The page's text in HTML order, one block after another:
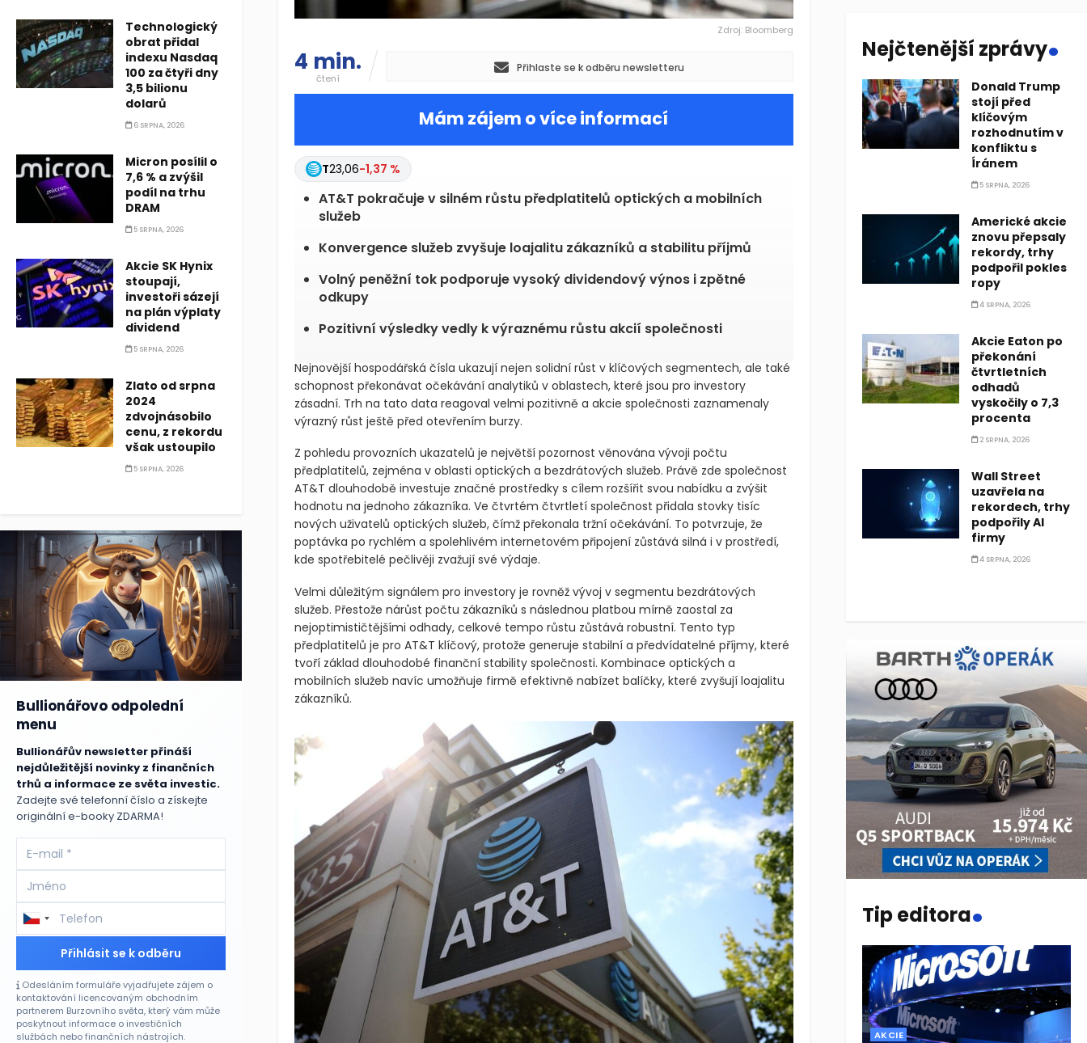
Zdroj: Bloomberg
4 min.
čtení
Přihlaste se k odběru newsletteru
Mám zájem o více informací
T23,06-1,37 %
AT&T pokračuje v silném růstu předplatitelů optických a mobilních
služeb
Konvergence služeb zvyšuje loajalitu zákazníků a stabilitu příjmů
Volný peněžní tok podporuje vysoký dividendový výnos i zpětné
odkupy
Pozitivní výsledky vedly k výraznému růstu akcií společnosti
Nejnovější hospodářská čísla ukazují nejen solidní růst v klíčových segmentech, ale také
schopnost překonávat očekávání analytiků v oblastech, které jsou pro investory
zásadní. Trh na tato data reagoval velmi pozitivně a akcie společnosti zaznamenaly
výrazný růst ještě před otevřením burzy.
Z pohledu provozních ukazatelů je největší pozornost věnována vývoji počtu
předplatitelů, zejména v oblasti optických a bezdrátových služeb. Právě zde společnost
AT&T dlouhodobě investuje značné prostředky s cílem rozšířit svou nabídku a zvýšit
hodnotu na jednoho zákazníka. Ve čtvrtém čtvrtletí společnost přidala stovky tisíc
nových uživatelů optických služeb, čímž překonala tržní očekávání. To potvrzuje, že
poptávka po rychlém a spolehlivém internetovém připojení zůstává silná i v prostředí,
kde spotřebitelé pečlivěji zvažují své výdaje.
Velmi důležitým signálem pro investory je rovněž vývoj v segmentu bezdrátových
služeb. Přestože nárůst počtu zákazníků s následnou platbou mírně zaostal za
nejoptimističtějšími odhady, celkové tempo růstu zůstává robustní. Tento typ
předplatitelů je pro AT&T klíčový, protože generuje stabilní a předvídatelné příjmy, které
tvoří základ dlouhodobé finanční stability společnosti. Kombinace optických a
mobilních služeb navíc umožňuje firmě efektivně nabízet balíčky, které zvyšují loajalitu
zákazníků.
Technologický
obrat přidal
indexu Nasdaq
100 za čtyři dny
3,5 bilionu
dolarů
6 SRPNA, 2026
Micron posílil o
7,6 % a zvýšil
podíl na trhu
DRAM
5 SRPNA, 2026
Akcie SK Hynix
stoupají,
investoři sázejí
na plán výplaty
dividend
5 SRPNA, 2026
Zlato od srpna
2024
zdvojnásobilo
cenu, z rekordu
však ustoupilo
5 SRPNA, 2026
Bullionářovo odpolední
menu
Bullionářův newsletter přináší
nejdůležitější novinky z finančních
trhů a informace ze světa investic.
Zadejte své telefonní číslo a získejte
originální e-booky ZDARMA!
Přihlásit se k odběru
Odesláním formuláře vyjadřujete zájem o
kontaktování licencovaným obchodním
partnerem Burzovního světa, který vám může
poskytnout informace o investičních
službách nebo finančních nástrojích.
Nejčtenější zprávy.
Donald Trump
stojí před
klíčovým
rozhodnutím v
konfliktu s
Íránem
5 SRPNA, 2026
Americké akcie
znovu přepsaly
rekordy, trhy
podpořil pokles
ropy
4 SRPNA, 2026
Akcie Eaton po
překonání
čtvrtletních
odhadů
vyskočily o 7,3
procenta
2 SRPNA, 2026
Wall Street
uzavřela na
rekordech, trhy
podpořily AI
firmy
4 SRPNA, 2026
Tip editora.
AKCIE